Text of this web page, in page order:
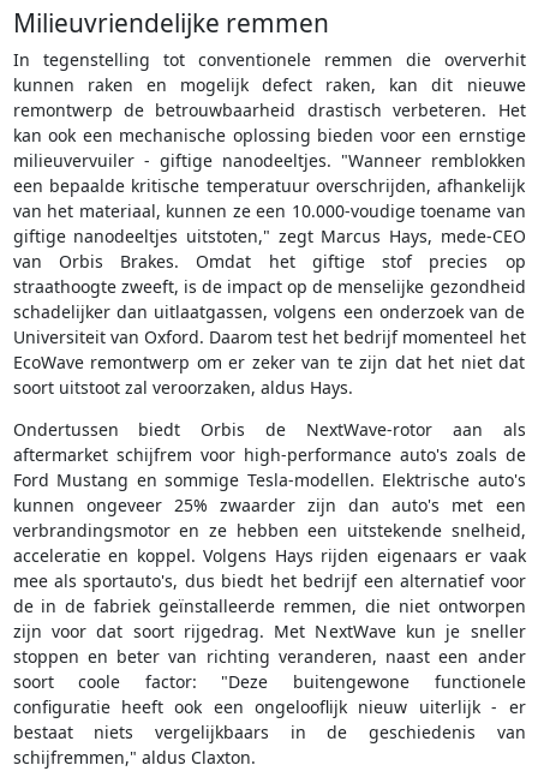
Milieuvriendelijke remmen
In tegenstelling tot conventionele remmen die oververhit
kunnen raken en mogelijk defect raken, kan dit nieuwe
remontwerp de betrouwbaarheid drastisch verbeteren. Het
kan ook een mechanische oplossing bieden voor een ernstige
milieuvervuiler - giftige nanodeeltjes. "Wanneer remblokken
een bepaalde kritische temperatuur overschrijden, afhankelijk
van het materiaal, kunnen ze een 10.000-voudige toename van
giftige nanodeeltjes uitstoten," zegt Marcus Hays, mede-CEO
van Orbis Brakes. Omdat het giftige stof precies op
straathoogte zweeft, is de impact op de menselijke gezondheid
schadelijker dan uitlaatgassen, volgens een onderzoek van de
Universiteit van Oxford. Daarom test het bedrijf momenteel het
EcoWave remontwerp om er zeker van te zijn dat het niet dat
soort uitstoot zal veroorzaken, aldus Hays.
Ondertussen biedt Orbis de NextWave-rotor aan als
aftermarket schijfrem voor high-performance auto's zoals de
Ford Mustang en sommige Tesla-modellen. Elektrische auto's
kunnen ongeveer 25% zwaarder zijn dan auto's met een
verbrandingsmotor en ze hebben een uitstekende snelheid,
acceleratie en koppel. Volgens Hays rijden eigenaars er vaak
mee als sportauto's, dus biedt het bedrijf een alternatief voor
de in de fabriek geïnstalleerde remmen, die niet ontworpen
zijn voor dat soort rijgedrag. Met NextWave kun je sneller
stoppen en beter van richting veranderen, naast een ander
soort coole factor: "Deze buitengewone functionele
configuratie heeft ook een ongelooflijk nieuw uiterlijk - er
bestaat niets vergelijkbaars in de geschiedenis van
schijfremmen," aldus Claxton.